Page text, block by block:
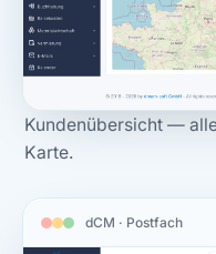
Kundenübersicht —
Karte.
dCM · Postfach